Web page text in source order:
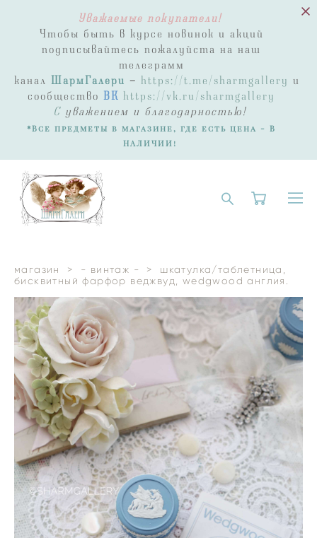
Уважаемые покупатели!
Чтобы быть в курсе новинок и акций
подписывайтесь пожалуйста на наш
телеграмм
канал ШармГалери - https://t.me/sharmgallery и
сообщество ВК https://vk.ru/sharmgallery
Суважением и благодарностью!
*Все предметы в магазине, где есть цена - В
НАЛИЧИИ!
магазин > - винтаж - >
шкатулка/таблетница,
бисквитный фарфор веджвуд, wedgwood англия.